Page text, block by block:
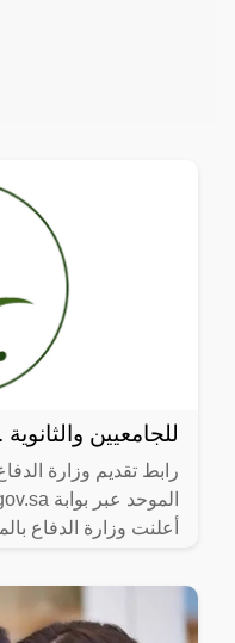
للجامعيين
أعلنت وزارة الدفاع